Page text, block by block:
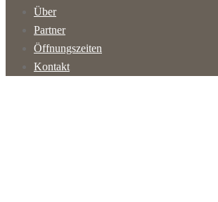
Über
Partner
Öffnungszeiten
Kontakt